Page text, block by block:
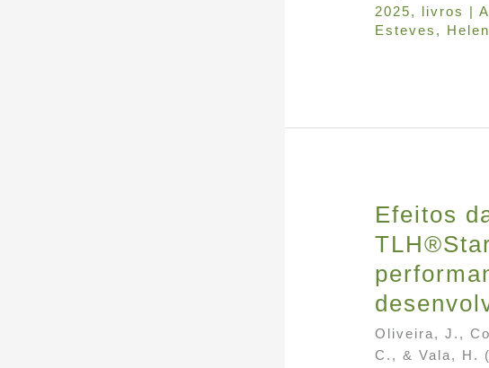
2025, livros |
Esteves ,
Efeitos
Oliveira, J.,
C., & Vala, H.